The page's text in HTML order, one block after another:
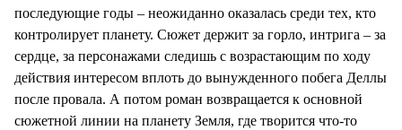
последующие годы – неожиданно оказалась среди тех, кто
контролирует планету. Сюжет держит за горло, интрига – за
сердце, за персонажами следишь с возрастающим по ходу
действия интересом вплоть до вынужденного побега Деллы
после провала. А потом роман возвращается к основной
сюжетной линии на планету Земля, где творится что-то